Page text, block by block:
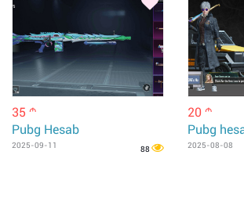
35 m
Pubg Hesab
2025-09-11 88
20 m
Pubg
2025-08-08